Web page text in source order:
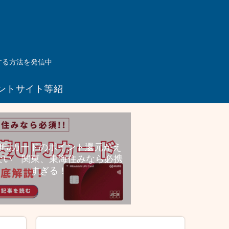
方法を発信中
トサイト等紹
介リンク
カードのポイント還元がえ
い 関東、東海住みなら必携
すぎる！